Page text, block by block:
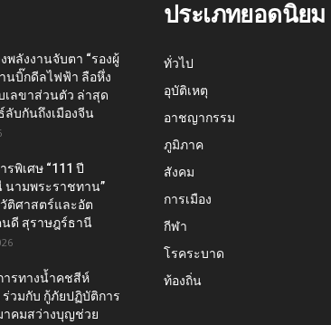
พลังงานจับตา “รองผู้
นบิ๊กดีลไฟฟ้า ลือหึ่ง
ลขาส่วนตัว ล่าสุด
บกันถึงเมืองจีน
รพิเศษ “111 ปี
นามพระราชทาน”
ติศาสตร์และอัต
ดี สุราษฎร์ธานี
รทางน้ำคชสีห์
ร่วมกับ กู้ภัยปฏิบัติการ
าคมสว่างบุญช่วย
ประเภทยอดนิยม
ทั่วไป
อุบัติเหตุ
อาชญากรรม
ภูมิภาค
สังคม
การเมือง
กีฬา
โรคระบาด
ท้องถิ่น